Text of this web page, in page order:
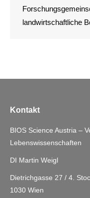
landwirtschaftliche
Kontakt
BIOS Science Austria –
Lebenswissenschaften
DI Martin Weigl
Dietrichgasse 27 / 4.
1030 Wien